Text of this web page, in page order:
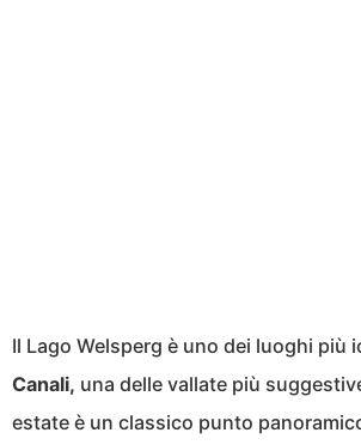
Il Lago Welsperg è uno dei luoghi più
Canali, una delle vallate più
estate è un classico punto